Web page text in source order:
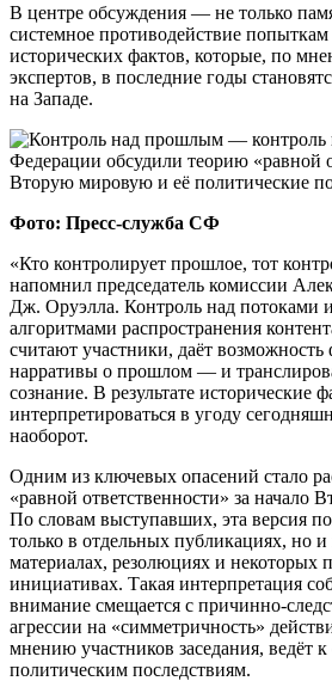
В центре обсуждения — не только
системное противодействие
исторических фактов, которые, по
экспертов, в последние годы
на Западе.
Фото: Пресс-служба СФ
«Кто контролирует прошлое, тот
напомнил председатель комиссии
Дж. Оруэлла. Контроль над потоками
алгоритмами распространения
считают участники, даёт
нарративы о прошлом — и
сознание. В результате исторические
интерпретироваться в угоду
наоборот.
Одним из ключевых опасений стало
«равной ответственности» за начало
По словам выступавших, эта версия
только в отдельных публикациях, но и
материалах, резолюциях и некоторых
инициативах. Такая интерпретация
внимание смещается с
агрессии на «симметричность»
мнению участников заседания, ведёт
политическим последствиям.